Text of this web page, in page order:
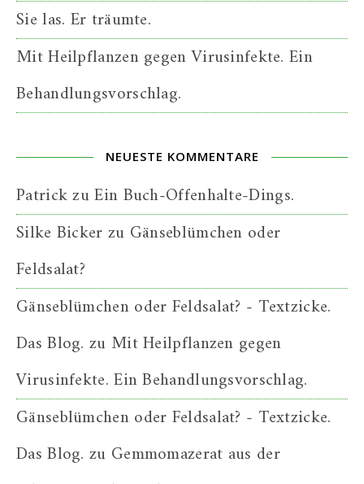
Sie las. Er träumte.
Mit Heilpflanzen gegen Virusinfekte. Ein
Behandlungsvorschlag.
NEUESTE KOMMENTARE
PatrickzuEin Buch-Offenhalte-Dings.
Silke Bickerzu Gänseblümchen oder
Feldsalat?
Gänseblümchen oder Feldsalat? - Textzicke.
Das Blog. zu Mit Heilpflanzen gegen
Virusinfekte. Ein Behandlungsvorschlag.
Gänseblümchen oder Feldsalat? - Textzicke.
Das Blog. zu Gemmomazerat aus der